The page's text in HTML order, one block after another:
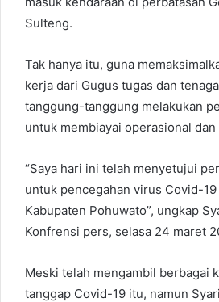
Sulteng.
Tak hanya itu, guna
kerja dari Gugus tugas dan
tanggung-tanggung melakukan
untuk membiayai operasional
“Saya hari ini telah menyetujui
untuk pencegahan virus Covid-
Kabupaten Pohuwato”, ungkap
Konfrensi pers, selasa 24 maret
Meski telah mengambil berbagai
tanggap Covid-19 itu, namun